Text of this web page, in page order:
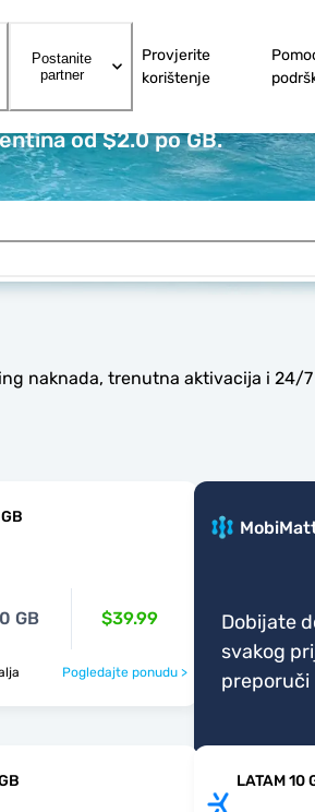
Postanite
partner
Provjerite
korištenje
od $2.0 po GB.
naknada, trenutna aktivacija i 24/
GB $39.99
Pogledajte ponudu >
Dobijate
svakog
preporuči
LATAM 10